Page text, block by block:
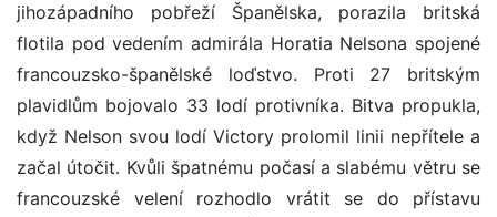
jihozápadního pobřeží Španělska, porazila britská
flotila pod vedením admirála Horatia Nelsona spojené
francouzsko-španělské loďstvo. Proti 27 britským
plavidlům bojovalo 33 lodí protivníka. Bitva propukla,
když Nelson svou lodí Victory prolomil linii nepřítele a
začal útočit. Kvůli špatnému počasí a slabému větru se
francouzské velení rozhodlo vrátit se do přístavu